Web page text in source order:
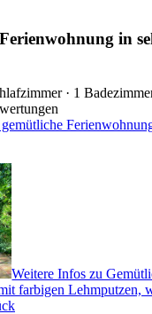
in
· 1
Weitere Infos zu
farbigen Lehmputzen,